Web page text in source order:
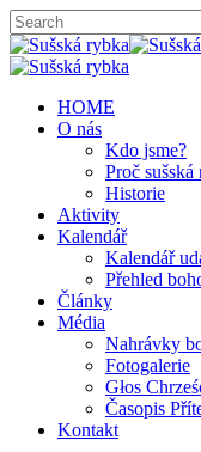
HOME
O nás
Kdo jsme?
Proč sušská
Historie
Aktivity
Kalendář
Kalendář
Přehled
Články
Média
Nahrávky
Fotogalerie
Głos
Časopis
Kontakt